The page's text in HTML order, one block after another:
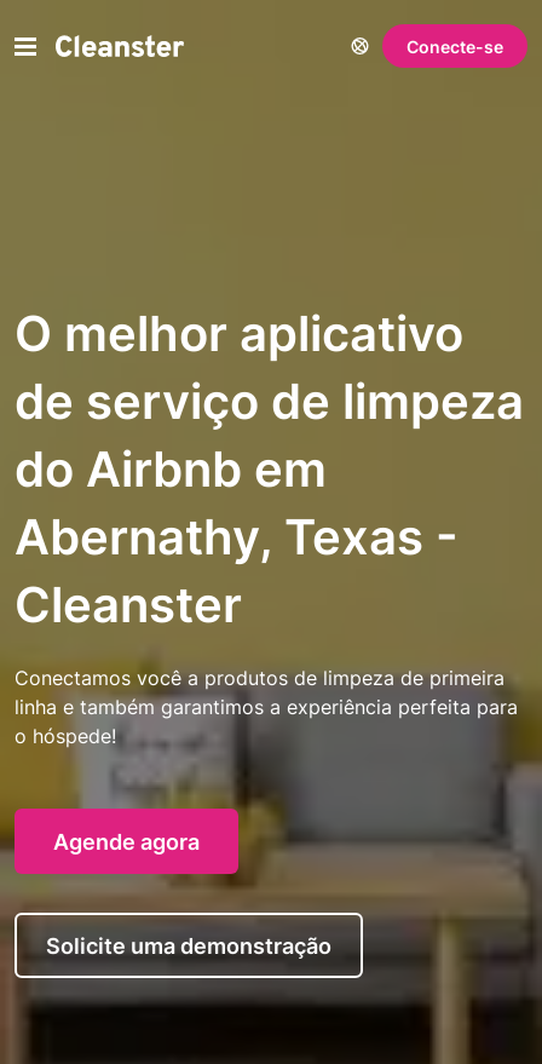
Conecte-se
O melhor aplicativo
de serviço de limpeza
do Airbnb em
Abernathy, Texas -
Cleanster
Conectamos você a produtos de limpeza de primeira
linha e também garantimos a experiência perfeita para
o hóspede!
Agende agora
Solicite uma demonstração